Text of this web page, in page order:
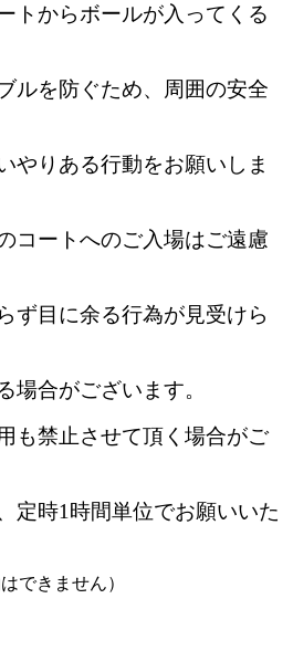
トからボールが入ってくる
ルを防ぐため、周囲の安全
やりある行動をお願いしま
コートへのご入場はご遠慮
ず目に余る行為が見受けら
合がございます。
も禁止させて頂く場合がご
定時1時間単位でお願いいた
できません）